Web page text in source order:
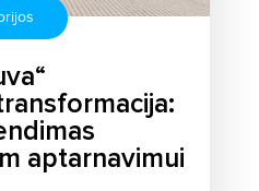
aptarnavimui